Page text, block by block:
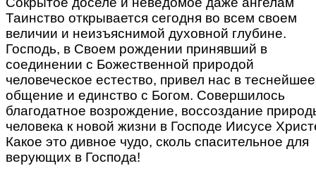
Таинство открывается сегодня во всем своем
величии и неизъяснимой духовной глубине.
Господь, в Своем рождении принявший в
соединении с Божественной природой
человеческое естество, привел нас в теснейшее
общение и единство с Богом. Совершилось
благодатное возрождение, воссоздание
человека к новой жизни в Господе Иисусе
Какое это дивное чудо, сколь спасительное для
верующих в Господа!